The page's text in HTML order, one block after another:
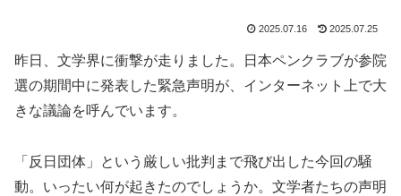
2025.07.16 2025.07.25
昨日、文学界に衝撃が走りました。日本ペンクラブが参院
選の期間中に発表した緊急声明が、インターネット上で大
きな議論を呼んでいます。
「反日団体」という厳しい批判まで飛び出した今回の騒
動。いったい何が起きたのでしょうか。文学者たちの声明